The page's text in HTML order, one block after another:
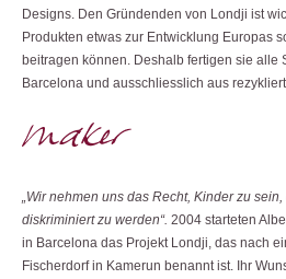
Designs. Den Gründenden von Londji ist
Produkten etwas zur Entwicklung Europas
beitragen können. Deshalb fertigen sie alle
Barcelona und ausschliesslich aus
„Wir nehmen uns das Recht, Kinder zu
diskriminiert zu werden“. 2004 starteten
in Barcelona das Projekt Londji, das nach
Fischerdorf in Kamerun benannt ist. Ihr